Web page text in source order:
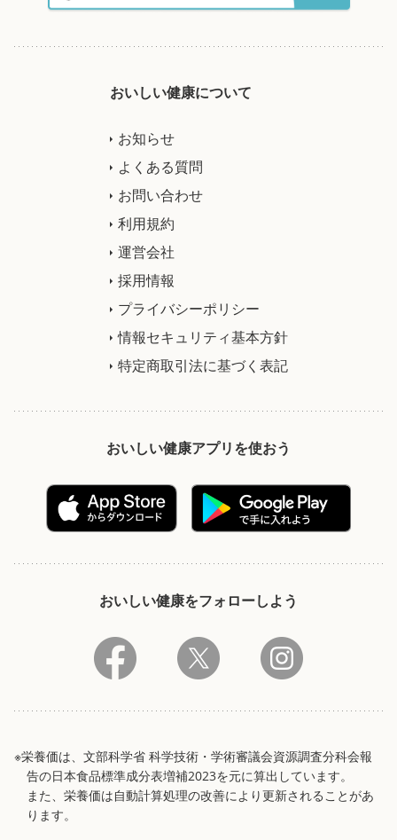
おいしい健康について
お知らせ
よくある質問
お問い合わせ
利用規約
運営会社
採用情報
プライバシーポリシー
情報セキュリティ基本方針
特定商取引法に基づく表記
おいしい健康アプリを使おう
おいしい健康をフォローしよう
※栄養価は、文部科学省 科学技術・学術審議会資源調査分科会報
告の日本食品標準成分表増補2023を元に算出しています。
また、栄養価は自動計算処理の改善により更新されることがあ
ります。